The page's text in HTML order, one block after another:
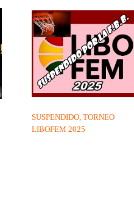
SUSPENDIDO, TORNEO
LIBOFEM 2025